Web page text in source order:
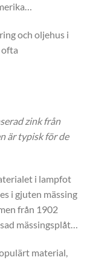
och oljehus i
ofta
zink från
är typisk för de
i lampfot
i gjuten mässing
från 1902
mässingsplåt…
material,